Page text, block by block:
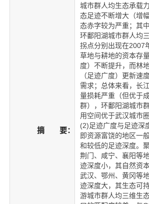
摘 要：
城市群人均生态承载
态足迹不断增大（增
态赤字较为严重；其
环鄱阳湖城市群人均
拐点分别出现在2007
草地与耕地的资本存
度）不断提升，而林
（足迹广度）更新速
需求；总体来看，长
量损耗严重（但优于
群），环鄱阳湖城市
用空间优于武汉城市
(2)足迹广度与足迹深
即资源富饶的地区一
和较低的足迹深度。
荆门、咸宁、襄阳等
迹深度小，其自然资
武汉、鄂州、黄冈等
迹深度大，其生态可
游城市群人均三维生